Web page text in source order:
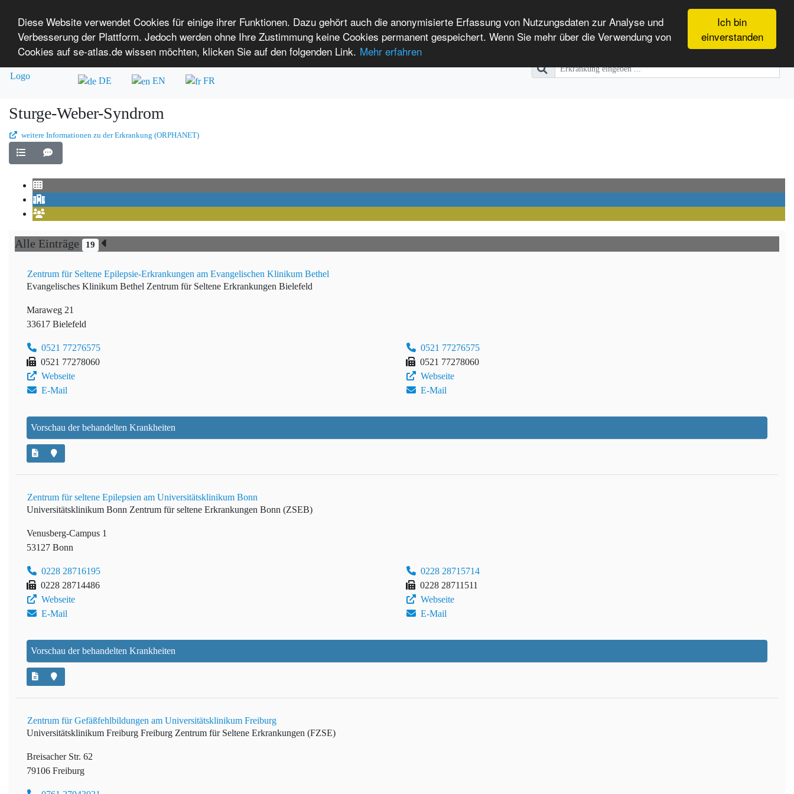
Ich bin
einverstanden
Diese Website verwendet Cookies für einige ihrer Funktionen. Dazu gehört auch die anonymisierte Erfassung von Nutzungsdaten zur Analyse und
Verbesserung der Plattform. Jedoch werden ohne Ihre Zustimmung keine Cookies permanent gespeichert. Wenn Sie mehr über die Verwendung von
Cookies auf se-atlas.de wissen möchten, klicken Sie auf den folgenden Link. Mehr erfahren
SE-ATLAS
Versorgungsatlas für Menschen mit seltenen Erkrankungen
Überblick über Einrichtungen Über uns Anmelden Leichte Sprache International Patients
DE EN FR
Sturge-Weber-Syndrom
weitere Informationen zu der Erkrankung (ORPHANET)
Alle Einträge 19
Zentrum für Seltene Epilepsie-Erkrankungen am Evangelischen Klinikum Bethel
Evangelisches Klinikum Bethel Zentrum für Seltene Erkrankungen Bielefeld
Maraweg 21
33617 Bielefeld
0521 77276575
0521 77278060
Webseite
E-Mail
0521 77276575
0521 77278060
Webseite
E-Mail
Vorschau der behandelten Krankheiten
Zentrum für seltene Epilepsien am Universitätsklinikum Bonn
Universitätsklinikum Bonn Zentrum für seltene Erkrankungen Bonn (ZSEB)
Venusberg-Campus 1
53127 Bonn
0228 28716195
0228 28714486
Webseite
E-Mail
0228 28715714
0228 28711511
Webseite
E-Mail
Vorschau der behandelten Krankheiten
Zentrum für Gefäßfehlbildungen am Universitätsklinikum Freiburg
Universitätsklinikum Freiburg Freiburg Zentrum für Seltene Erkrankungen (FZSE)
Breisacher Str. 62
79106 Freiburg